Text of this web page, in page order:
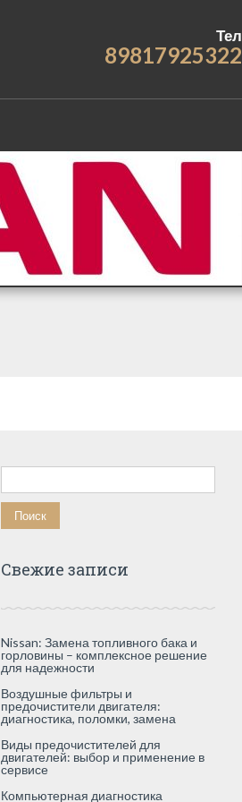
Тел
89817925322
Найти:
Свежие записи
Nissan: Замена топливного бака и
горловины – комплексное решение
для надежности
Воздушные фильтры и
предочистители двигателя:
диагностика, поломки, замена
Виды предочистителей для
двигателей: выбор и применение в
сервисе
Компьютерная диагностика